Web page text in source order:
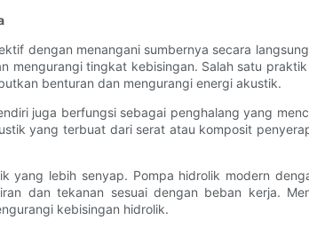
dengan menangani sumbernya secara
tingkat kebisingan. Salah satu
benturan dan mengurangi energi akustik.
juga berfungsi sebagai penghalang yang
yang terbuat dari serat atau komposit
yang lebih senyap. Pompa hidrolik modern
dan tekanan sesuai dengan beban kerja.
kebisingan hidrolik.